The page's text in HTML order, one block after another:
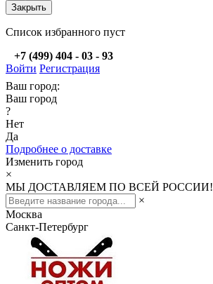
Закрыть
Список избранного пуст
+7 (499) 404 - 03 - 93
Войти Регистрация
Ваш город:
Ваш город
?
Нет
Да
Подробнее о доставке
Изменить город
×
МЫ ДОСТАВЛЯЕМ ПО ВСЕЙ РОССИИ!
×
Москва
Санкт-Петербург